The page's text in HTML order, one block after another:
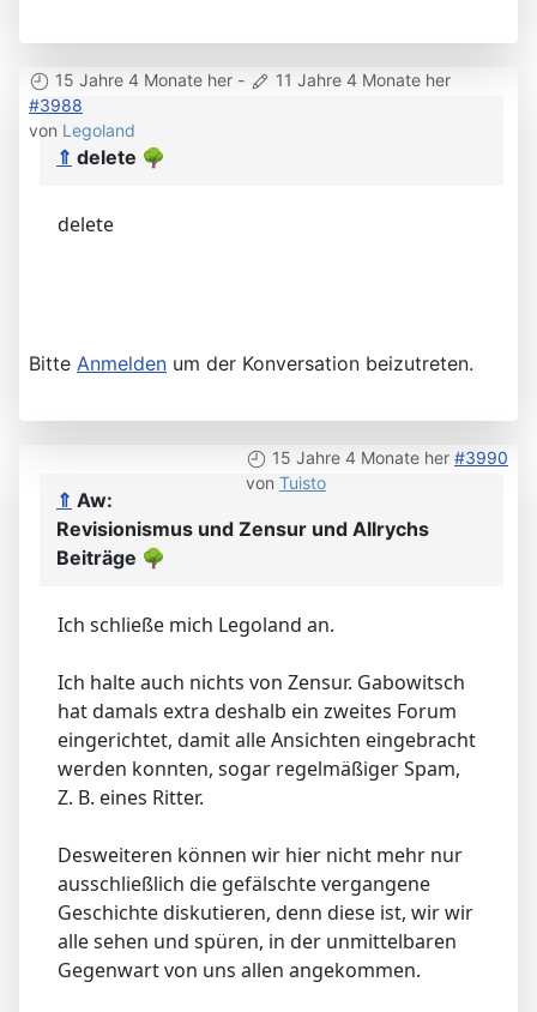
15 Jahre 4 Monate her -
11 Jahre 4 Monate her
#3988
von Legoland
⇑ delete 🌳
delete
Bitte Anmelden um der Konversation beizutreten.
15 Jahre 4 Monate her #3990
von Tuisto
⇑ Aw:
Revisionismus und Zensur und Allrychs
Beiträge 🌳
Ich schließe mich Legoland an.
Ich halte auch nichts von Zensur. Gabowitsch
hat damals extra deshalb ein zweites Forum
eingerichtet, damit alle Ansichten eingebracht
werden konnten, sogar regelmäßiger Spam,
Z. B. eines Ritter.
Desweiteren können wir hier nicht mehr nur
ausschließlich die gefälschte vergangene
Geschichte diskutieren, denn diese ist, wir wir
alle sehen und spüren, in der unmittelbaren
Gegenwart von uns allen angekommen.